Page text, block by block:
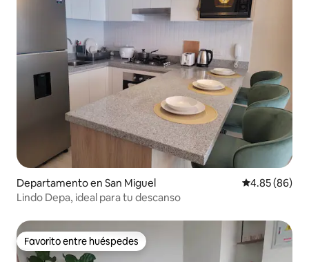
Departamento en San Miguel Calificación
4.85 (86)
Lindo Depa, ideal para tu descanso
Favorito entre huéspedes
Favorito entre huéspedes